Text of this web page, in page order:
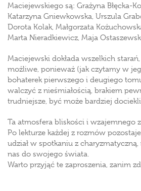
Maciejewskiego są: Grażyna Błęcka-
Katarzyna Gniewkowska, Urszula
Dorota Kolak, Małgorzata
Marta Nieradkiewicz, Maja
Maciejewski dokłada wszelkich
możliwe, ponieważ (jak czytamy w
bohaterek pierwszego i deugiego
walczyć z nieśmiałością, brakiem
trudniejsze, być może bardziej
Ta atmosfera bliskości i wzajemnego
Po lekturze każdej z rozmów
udział w spotkaniu z
nas do swojego świata.
Warto przyjąć te zaproszenia, zanim